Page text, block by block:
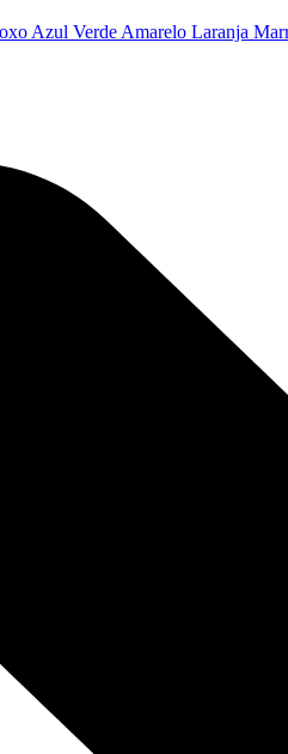
Azul Verde Amarelo Laranja